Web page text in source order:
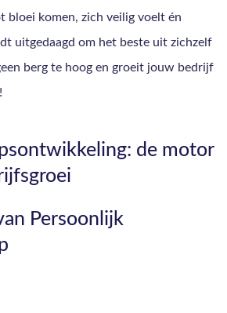
bloei komen, zich veilig voelt én
uitgedaagd om het beste uit zichzelf
berg te hoog en groeit jouw bedrijf
de motor
Persoonlijk